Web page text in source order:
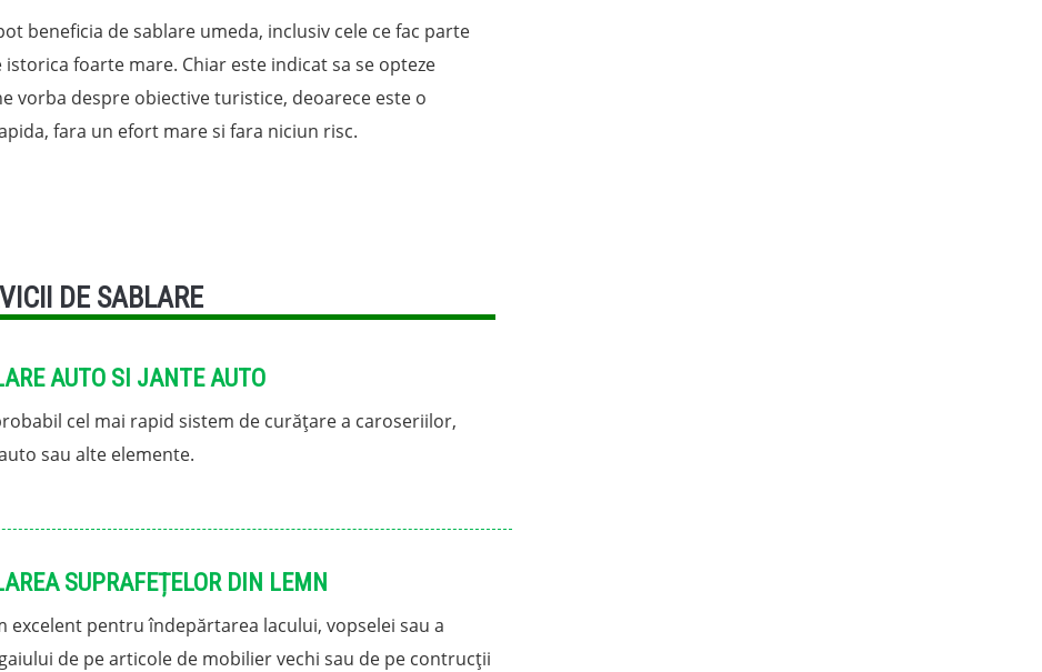
beneficia de sablare umeda, inclusiv cele ce fac parte
foarte mare. Chiar este indicat sa se opteze
vorba despre obiective turistice, deoarece este o
fara un efort mare si fara niciun risc.
DE SABLARE
AUTO SI JANTE AUTO
cel mai rapid sistem de curățare a caroseriilor,
sau alte elemente.
SUPRAFEȚELOR DIN LEMN
excelent pentru îndepărtarea lacului, vopselei sau a
de pe articole de mobilier vechi sau de pe contrucții